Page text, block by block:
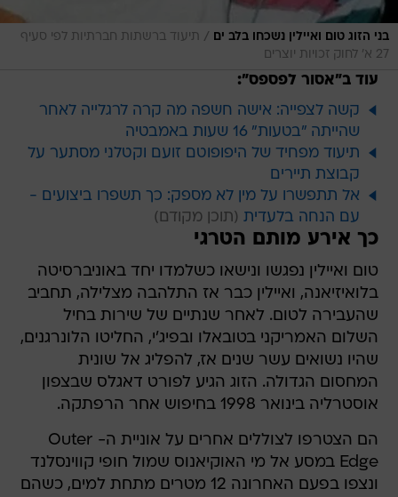
בני הזוג טום ואיילין נשכחו בלב ים / תיעוד ברשתות חברתיות לפי סעיף
27 א' לחוק זכויות יוצרים
עוד ב"אסור לפספס":
קשה לצפייה: אישה חשפה מה קרה לרגלייה לאחר
שהייתה "בטעות" 16 שעות באמבטיה
תיעוד מפחיד של היפופוטם זועם וקטלני מסתער על
קבוצת תיירים
אל תתפשרו על מין לא מספק: כך תשפרו ביצועים -
עם הנחה בלעדית
כך אירע מותם הטרגי
טום ואיילין נפגשו ונישאו כשלמדו יחד באוניברסיטה
בלואיזיאנה, ואיילין כבר אז התלהבה מצלילה, תחביב
שהעבירה לטום. לאחר שנתיים של שירות בחיל
השלום האמריקני בטובאלו ובפיג'י, החליטו הלונרגנים,
שהיו נשואים עשר שנים אז, להפליג אל שונית
המחסום הגדולה. הזוג הגיע לפורט דאגלס שבצפון
אוסטרליה בינואר 1998 בחיפוש אחר הרפתקה.
הם הצטרפו לצוללים אחרים על אוניית ה- Outer
Edge במסע אל מי האוקיאנוס שמול חופי קווינסלנד
ונצפו בפעם האחרונה 12 מטרים מתחת למים, כשהם